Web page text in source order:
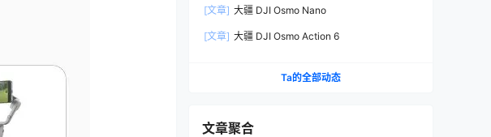
[文章] 大疆 DJI Osmo Nano
[文章] 大疆 DJI Osmo Action 6
Ta的全部动态
文章聚合